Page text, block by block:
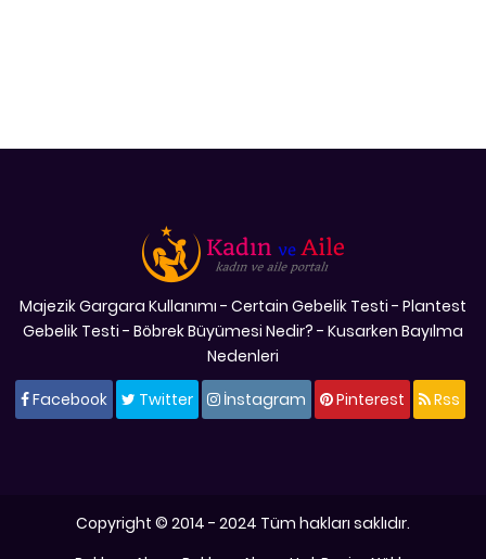
Majezik Gargara Kullanımı - Certain Gebelik Testi - Plantest
Gebelik Testi - Böbrek Büyümesi Nedir? - Kusarken Bayılma
Nedenleri
Facebook
Twitter İnstagram Pinterest Rss
Copyright © 2014 - 2024 Tüm hakları saklıdır.